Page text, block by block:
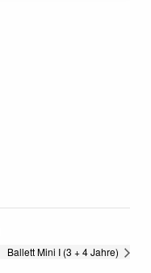
Ballett Mini I (3 + 4 Jahre)